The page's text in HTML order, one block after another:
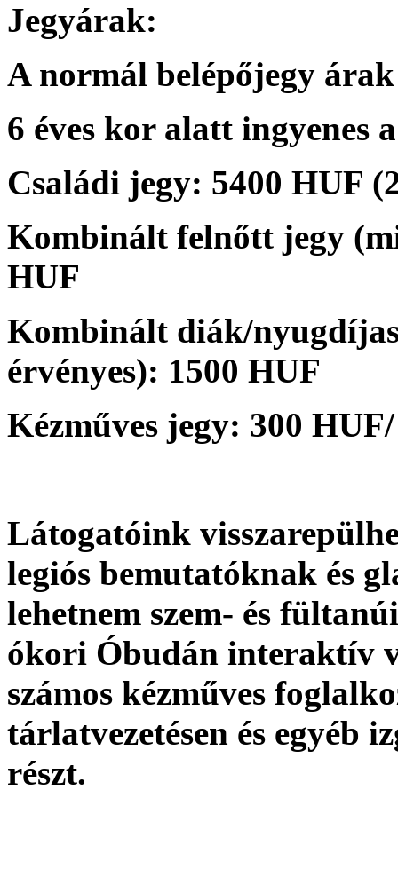
Jegyárak:
A normál belépőjegy
6 éves kor alatt ingyenes
Családi jegy: 5400 HUF
Kombinált felnőtt jegy
HUF
Kombinált diák/
érvényes): 1500 HUF
Kézműves jegy: 300
Látogatóink
legiós bemutatóknak és
lehetnem szem- és
ókori Óbudán interaktív
számos kézműves
tárlatvezetésen és egyéb
részt.